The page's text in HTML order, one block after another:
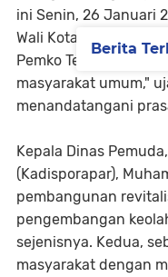
ini Senin, 26 Januari
Wali Kota Tebing
Pemko Tebing Tinggi
masyarakat umum,"
menandatangani
Kepala Dinas
(Kadisporapar),
pembangunan
pengembangan
sejenisnya. Kedua,
masyarakat dengan
Berita